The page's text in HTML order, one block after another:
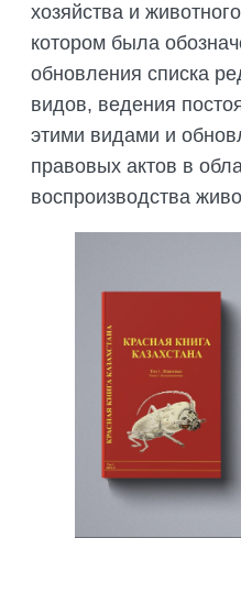
хозяйства и
котором была
обновления списка
видов, ведения
этими видами и
правовых актов в
воспроизводства